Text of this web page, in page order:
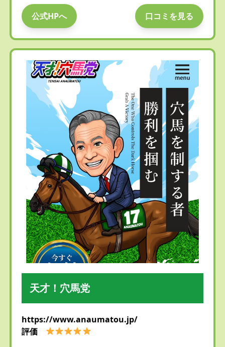
公式HPへ 口コミを見る
天才！穴馬党
https://www.anaumatou.jp/
評価